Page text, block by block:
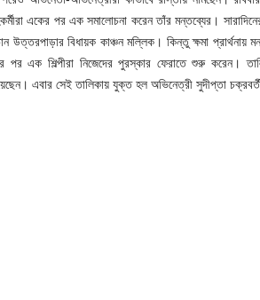
একের পর এক সমালোচনা করেন তাঁর মন্তব্যের।
উত্তরপাড়ার বিধায়ক কাঞ্চন মল্লিক। কিন্তু ক্ষমা প্রার্থনায়
পর এক শিল্পীরা নিজেদের পুরস্কার ফেরাতে শুরু করেন।
এবার সেই তালিকায় যুক্ত হল অভিনেত্রী সুদীপ্তা